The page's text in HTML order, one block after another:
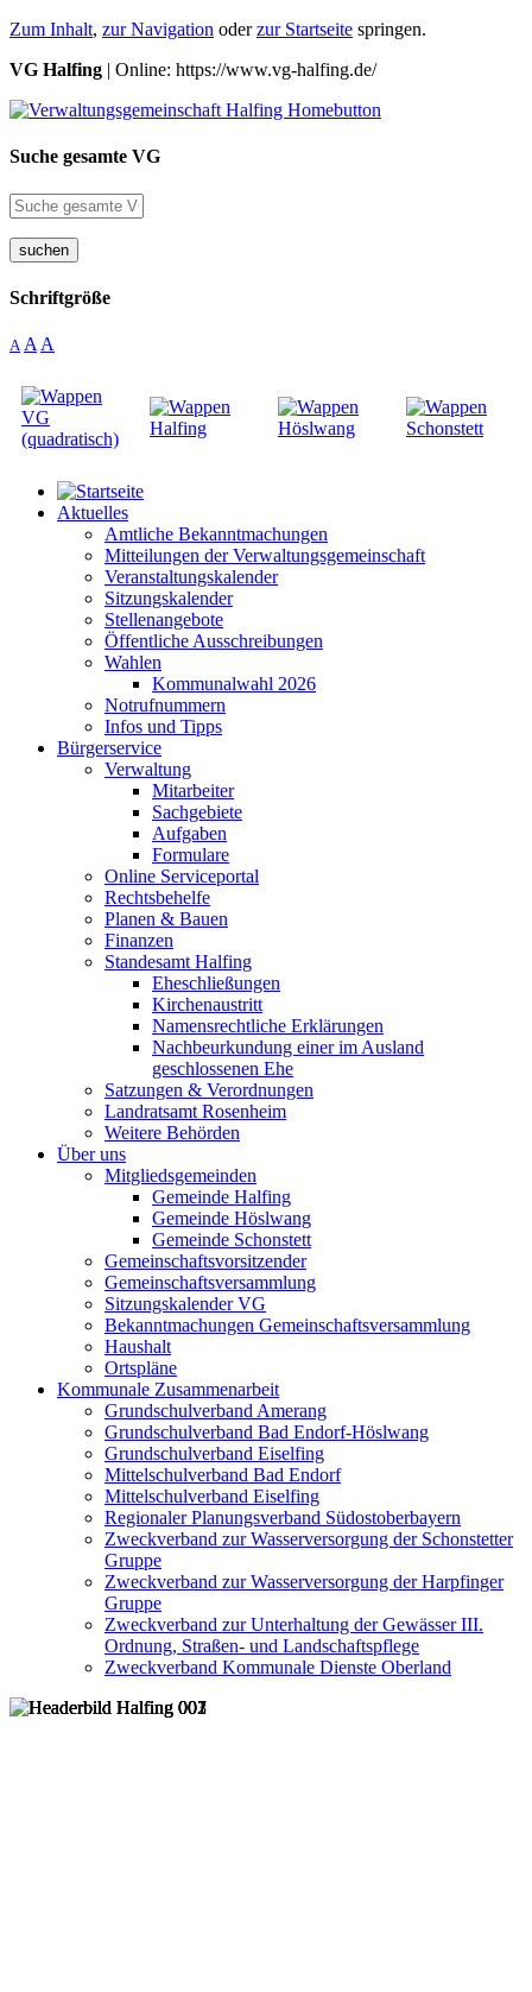
Zum Inhalt, zur Navigation oderzur Startseite springen.
VG Halfing | Online: https://www.vg-halfing.de/
Suche gesamte VG
suchen
Schriftgröße
A A A
Aktuelles
Amtliche Bekanntmachungen
Mitteilungen der Verwaltungsgemeinschaft
Veranstaltungskalender
Sitzungskalender
Stellenangebote
Öffentliche Ausschreibungen
Wahlen
Kommunalwahl 2026
Notrufnummern
Infos und Tipps
Bürgerservice
Verwaltung
Mitarbeiter
Sachgebiete
Aufgaben
Formulare
Online Serviceportal
Rechtsbehelfe
Planen & Bauen
Finanzen
Standesamt Halfing
Eheschließungen
Kirchenaustritt
Namensrechtliche Erklärungen
Nachbeurkundung einer im Ausland
geschlossenen Ehe
Satzungen & Verordnungen
Landratsamt Rosenheim
Weitere Behörden
Über uns
Mitgliedsgemeinden
Gemeinde Halfing
Gemeinde Höslwang
Gemeinde Schonstett
Gemeinschaftsvorsitzender
Gemeinschaftsversammlung
Sitzungskalender VG
Bekanntmachungen Gemeinschaftsversammlung
Haushalt
Ortspläne
Kommunale Zusammenarbeit
Grundschulverband Amerang
Grundschulverband Bad Endorf-Höslwang
Grundschulverband Eiselfing
Mittelschulverband Bad Endorf
Mittelschulverband Eiselfing
Regionaler Planungsverband Südostoberbayern
Zweckverband zur Wasserversorgung der Schonstetter
Gruppe
Zweckverband zur Wasserversorgung der Harpfinger
Gruppe
Zweckverband zur Unterhaltung der Gewässer III.
Ordnung, Straßen- und Landschaftspflege
Zweckverband Kommunale Dienste Oberland